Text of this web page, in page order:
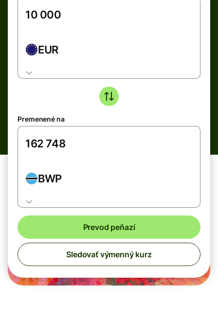
EUR
Premenené na
BWP
Prevod peňazí
Sledovať výmenný kurz